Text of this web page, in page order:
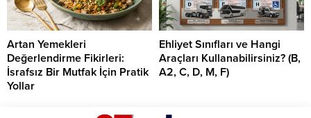
Artan Yemekleri
Değerlendirme Fikirleri:
İsrafsız Bir Mutfak İçin Pratik
Yollar
Ehliyet Sınıfları ve Hangi
Araçları Kullanabilirsiniz? (B,
A2, C, D, M, F)